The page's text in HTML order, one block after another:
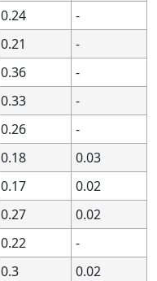
0.24
-
0.21
-
0.36
-
0.33
-
0.26
-
0.18
0.03
0.17
0.02
0.27
0.02
0.22
-
0.3
0.02